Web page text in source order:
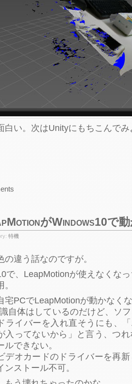
白い。次はUnityにもちこんでみ
がWindows10で
特機
の違う話なのですが。
で、LeapMotionが使えなくな
宅PCでLeapMotionが動かなく
自体はしているのだけど、ソ
ライバーを入れ直そうにも、
入ってないから」と言う、つ
ルできない。
デオカードのドライバーを再
ンストール不可。